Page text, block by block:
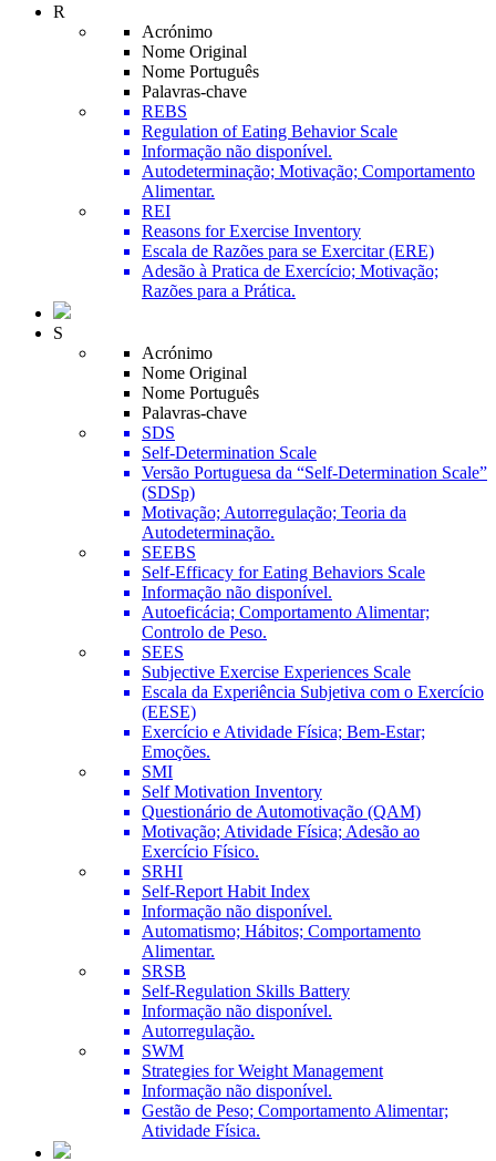
R
Acrónimo
Nome Original
Nome Português
Palavras-chave
REBS
Regulation of Eating Behavior Scale
Informação não disponível.
Autodeterminação; Motivação; Comportamento
Alimentar.
REI
Reasons for Exercise Inventory
Escala de Razões para se Exercitar (ERE)
Adesão à Pratica de Exercício; Motivação;
Razões para a Prática.
S
Acrónimo
Nome Original
Nome Português
Palavras-chave
SDS
Self-Determination Scale
Versão Portuguesa da “Self-Determination Scale”
(SDSp)
Motivação; Autorregulação; Teoria da
Autodeterminação.
SEEBS
Self-Efficacy for Eating Behaviors Scale
Informação não disponível.
Autoeficácia; Comportamento Alimentar;
Controlo de Peso.
SEES
Subjective Exercise Experiences Scale
Escala da Experiência Subjetiva com o Exercício
(EESE)
Exercício e Atividade Física; Bem-Estar;
Emoções.
SMI
Self Motivation Inventory
Questionário de Automotivação (QAM)
Motivação; Atividade Física; Adesão ao
Exercício Físico.
SRHI
Self-Report Habit Index
Informação não disponível.
Automatismo; Hábitos; Comportamento
Alimentar.
SRSB
Self-Regulation Skills Battery
Informação não disponível.
Autorregulação.
SWM
Strategies for Weight Management
Informação não disponível.
Gestão de Peso; Comportamento Alimentar;
Atividade Física.